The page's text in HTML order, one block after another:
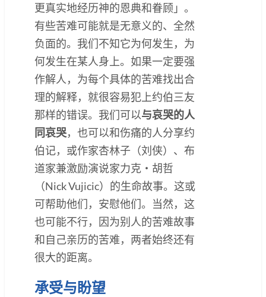
更真实地经历神的恩典和眷顾」。
有些苦难可能就是无意义的、全然
负面的。我们不知它为何发生，为
何发生在某人身上。如果一定要强
作解人，为每个具体的苦难找出合
理的解释，就很容易犯上约伯三友
那样的错误。我们可以与哀哭的人
同哀哭，也可以和伤痛的人分享约
伯记，或作家杏林子（刘侠）、布
道家兼激励演说家力克‧胡哲
（Nick Vujicic）的生命故事。这或
可帮助他们，安慰他们。当然，这
也可能不行，因为别人的苦难故事
和自己亲历的苦难，两者始终还有
很大的距离。
承受与盼望